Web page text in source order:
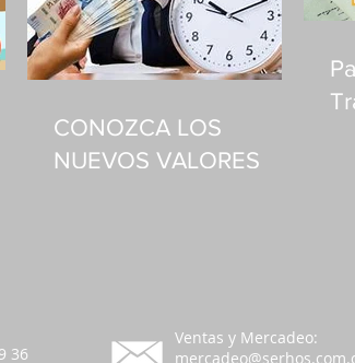
CONOZCA LOS
NUEVOS VALORES
36
Ventas y Mercadeo: